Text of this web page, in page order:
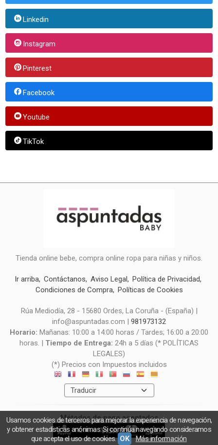
Linkedin
Instagram
Pinterest
Facebook
Youtube
TikTok
Tienda online bebe, compra online ropa para niñas y niños.
Ir arriba Contáctanos Aviso Legal
Política de Privacidad
Condiciones de Compra Políticas de Cookies
Rúa Mediodía, 28 - 15680 Ordes, La Coruña - (España) |
info@aspuntadas.com | 981973132
Horario: Mañanas: 10:00 a 14:00 horas / Tardes; 16:00 a 20:00
horas. | Tiempo de Entrega: 24h a 5 días (* POLÍTICAS
LEGALES)
(*) Precios con Impuestos incluidos
Métodos de pago aceptados
Usamos cookies de terceros para mejorar la experiencia de navegación,
y obtener estadísticas anónimas. Si continúa navegando consideramos
que acepta el uso de cookies. OK Más información